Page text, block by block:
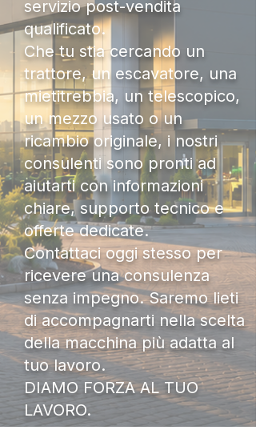
servizio post-vendita
qualificato.
Che tu stia cercando un
trattore, un escavatore, una
mietitrebbia, un telescopico,
un mezzo usato o un
ricambio originale, i nostri
consulenti sono pronti ad
aiutarti con informazioni
chiare, supporto tecnico e
offerte dedicate.
Contattaci oggi stesso per
ricevere una consulenza
senza impegno. Saremo lieti
di accompagnarti nella scelta
della macchina più adatta al
tuo lavoro.
DIAMO FORZA AL TUO
LAVORO.